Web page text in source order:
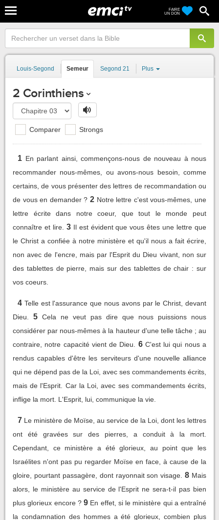
FAIRE
UN DON
Louis-Segond Semeur Segond 21 Plus
2 Corinthiens
Comparer Strongs
1 En parlant ainsi, commençons-nous de nouveau à nous
recommander nous-mêmes, ou avons-nous besoin, comme
certains, de vous présenter des lettres de recommandation ou
de vous en demander ? 2 Notre lettre c'est vous-mêmes, une
lettre écrite dans notre coeur, que tout le monde peut
connaître et lire. 3 Il est évident que vous êtes une lettre que
le Christ a confiée à notre ministère et qu'il nous a fait écrire,
non avec de l'encre, mais par l'Esprit du Dieu vivant, non sur
des tablettes de pierre, mais sur des tablettes de chair : sur
vos coeurs.
4 Telle est l'assurance que nous avons par le Christ, devant
Dieu.
5 Cela ne veut pas dire que nous puissions nous
considérer par nous-mêmes à la hauteur d'une telle tâche ; au
contraire, notre capacité vient de Dieu.
6 C'est lui qui nous a
rendus capables d'être les serviteurs d'une nouvelle alliance
qui ne dépend pas de la Loi, avec ses commandements écrits,
mais de l'Esprit. Car la Loi, avec ses commandements écrits,
inflige la mort. L'Esprit, lui, communique la vie.
7 Le ministère de Moïse, au service de la Loi, dont les lettres
ont été gravées sur des pierres, a conduit à la mort.
Cependant, ce ministère a été glorieux, au point que les
Israélites n'ont pas pu regarder Moïse en face, à cause de la
gloire, pourtant passagère, dont rayonnait son visage. 8 Mais
alors, le ministère au service de l'Esprit ne sera-t-il pas bien
plus glorieux encore ? 9 En effet, si le ministère qui a entraîné
la condamnation des hommes a été glorieux, combien plus